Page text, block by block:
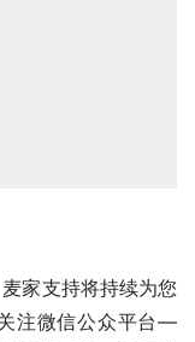
家支持将持续为您
注微信公众平台—